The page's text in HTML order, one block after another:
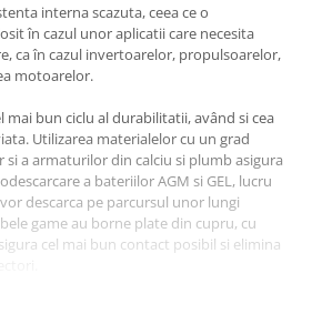
barci si
acumulator
interna scazuta, ceea ce o
în cazul unor aplicatii care necesita
ca în cazul invertoarelor, propulsoarelor,
motoarelor.
mai bun ciclu al durabilitatii, având si cea
Utilizarea materialelor cu un grad
a armaturilor din calciu si plumb asigura
a bateriilor AGM si GEL, lucru
descarca pe parcursul unor lungi
game au borne plate din cupru, cu
cel mai bun contact posibil si elimina
proiectata 7-10 ani